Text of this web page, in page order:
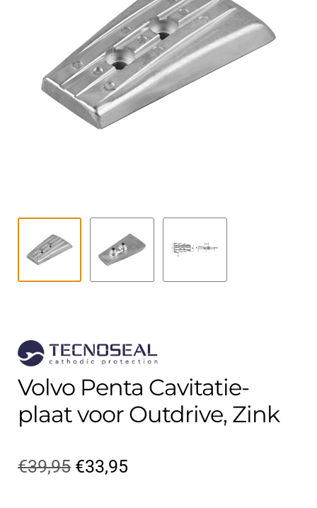
Koelwatersysteem
Contact
Submenu
Techniek Blog
Nederlands
Volvo Penta Cavitatie-
plaat voor Outdrive, Zink
€39,95 Oorspronkelijke
€33,95Huidige